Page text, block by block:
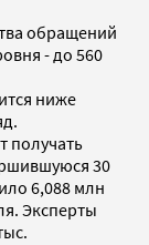
обращений
- до 560
ниже
получать
30
6,088 млн
Эксперты